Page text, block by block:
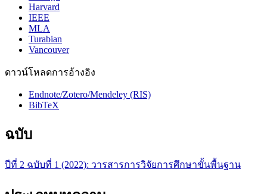
Harvard
IEEE
MLA
Turabian
Vancouver
ดาวน์โหลดการอ้างอิง
Endnote/Zotero/Mendeley (RIS)
BibTeX
ฉบับ
ปีที่ 2 ฉบับที่ 1 (2022): วารสารการวิจัยการศึกษาขั้นพื้นฐาน